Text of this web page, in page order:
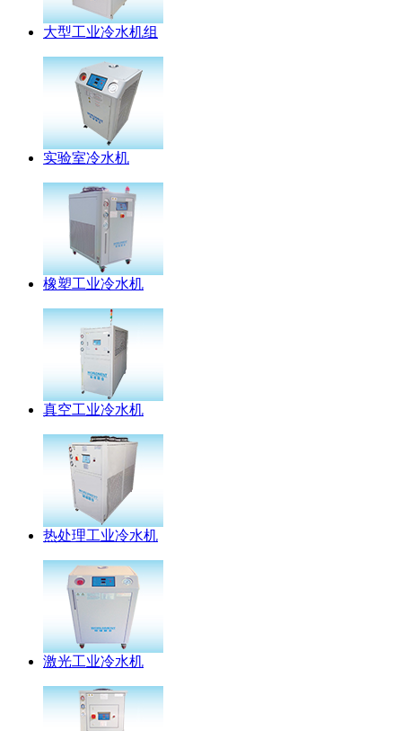
大型工业冷水机组
实验室冷水机
橡塑工业冷水机
真空工业冷水机
热处理工业冷水机
激光工业冷水机